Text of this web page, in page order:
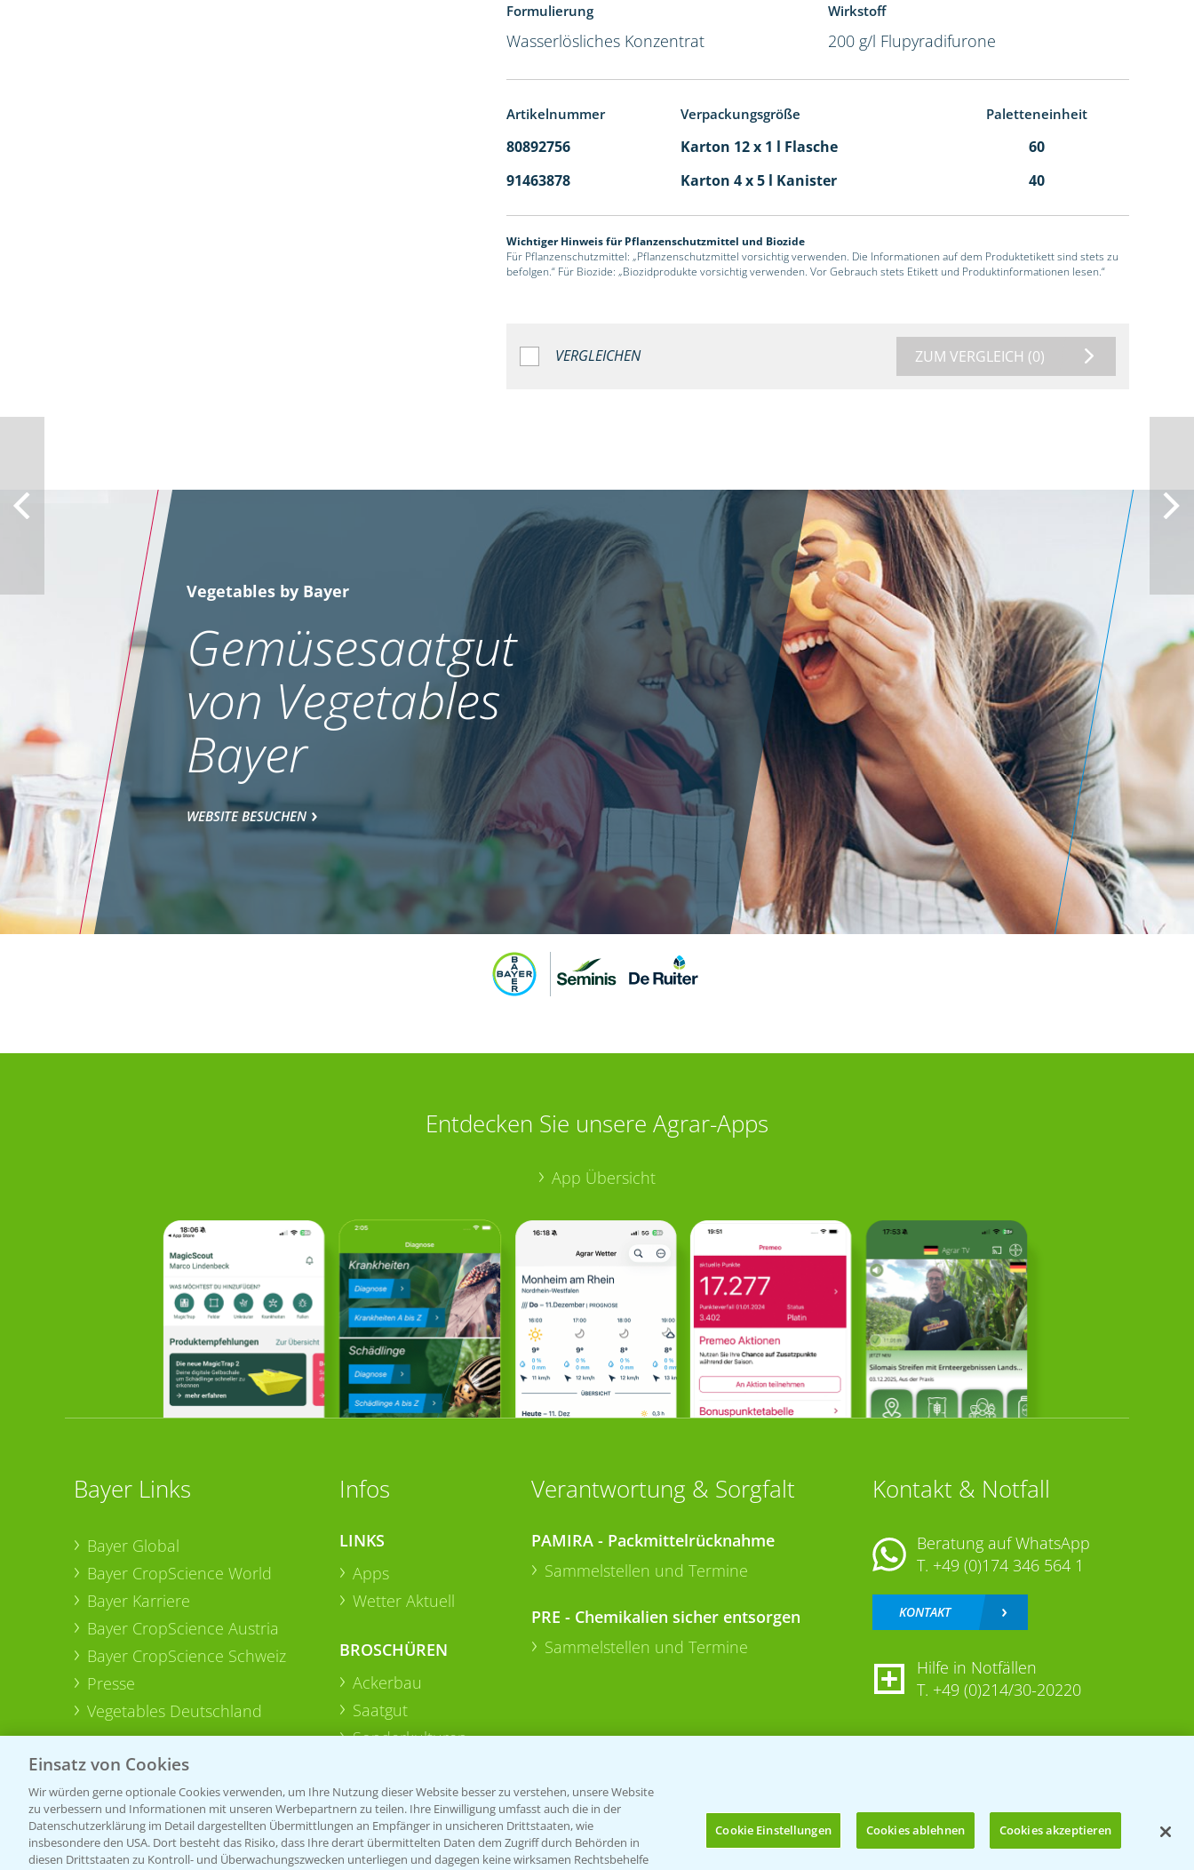
Formulierung
Wasserlösliches Konzentrat
Wirkstoff
200 g/l Flupyradifurone
Artikelnummer Verpackungsgröße Paletteneinheit
80892756 Karton 12 x 1 l Flasche
60
91463878
Karton 4 x 5 l Kanister 40
Wichtiger Hinweis für Pflanzenschutzmittel und Biozide
Für Pflanzenschutzmittel: „Pflanzenschutzmittel vorsichtig verwenden. Die Informationen auf dem Produktetikett sind stets zu
befolgen.“ Für Biozide: „Biozidprodukte vorsichtig verwenden. Vor Gebrauch stets Etikett und Produktinformationen lesen.“
VERGLEICHEN ZUM VERGLEICH (0)
Vegetables by Bayer
Gemüsesaatgut
von Vegetables
Bayer
WEBSITE BESUCHEN
Entdecken Sie unsere Agrar-Apps
App Übersicht
Bayer Links
Bayer Global
Bayer CropScience World
Bayer Karriere
Bayer CropScience Austria
Bayer CropScience Schweiz
Presse
Vegetables Deutschland
Infos
LINKS
Apps
Wetter Aktuell
BROSCHÜREN
Ackerbau
Saatgut
Sonderkulturen
Verantwortung & Sorgfalt
PAMIRA - Packmittelrücknahme
Sammelstellen und Termine
PRE - Chemikalien sicher entsorgen
Sammelstellen und Termine
Kontakt & Notfall
Beratung auf WhatsApp
T. +49 (0)174 346 564 1
KONTAKT
Hilfe in Notfällen
T. +49 (0)214/30-20220
Einsatz von Cookies
Wir würden gerne optionale Cookies verwenden, um Ihre Nutzung dieser Website besser zu verstehen, unsere Website
zu verbessern und Informationen mit unseren Werbepartnern zu teilen. Ihre Einwilligung umfasst auch die in der
Datenschutzerklärung im Detail dargestellten Übermittlungen an Empfänger in unsicheren Drittstaaten, wie
insbesondere den USA. Dort besteht das Risiko, dass Ihre derart übermittelten Daten dem Zugriff durch Behörden in
diesen Drittstaaten zu Kontroll- und Überwachungszwecken unterliegen und dagegen keine wirksamen Rechtsbehelfe
Cookie Einstellungen Cookies ablehnen Cookies akzeptieren